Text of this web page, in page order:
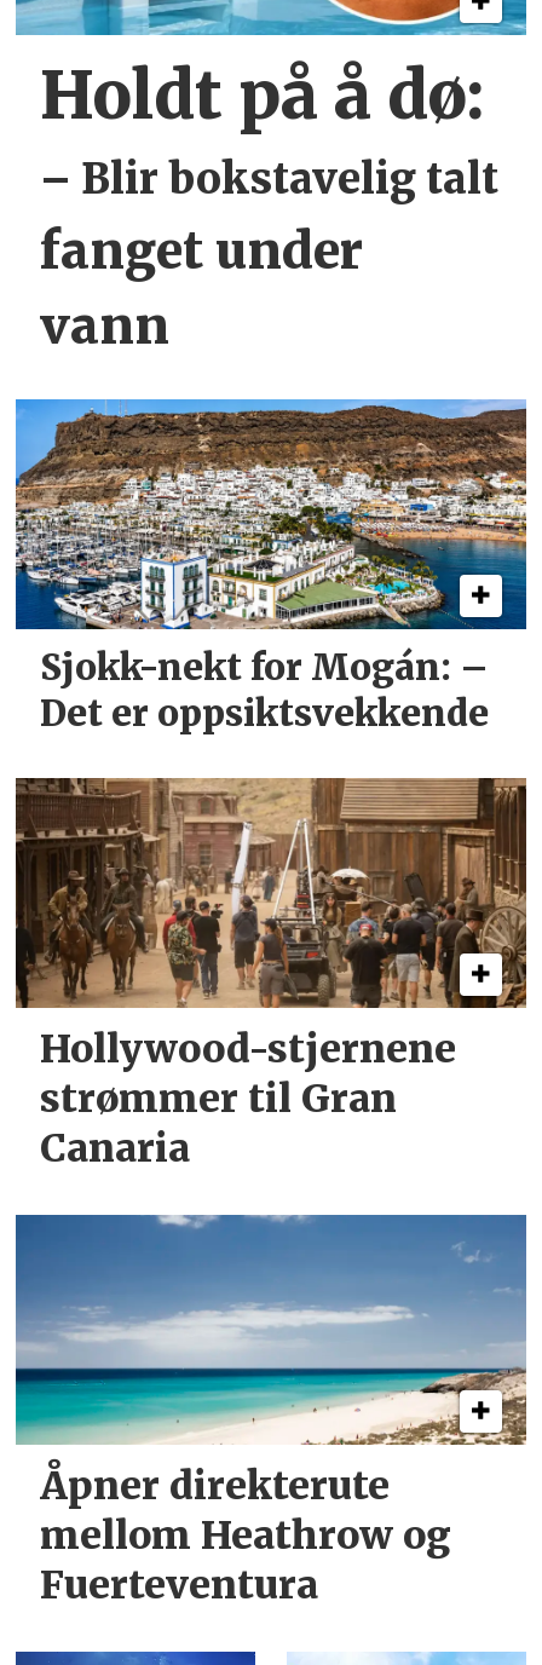
Holdt på å dø:
– Blir bokstavelig talt
fanget under
vann
Sjokk-nekt for Mogán: –
Det er oppsiktsvekkende
Hollywood-stjernene
strømmer til Gran
Canaria
Åpner direkterute
mellom Heathrow og
Fuerteventura